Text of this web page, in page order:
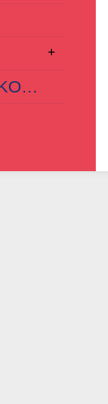
PROČ NA ČESKOVESKOU ZÁKLADKU